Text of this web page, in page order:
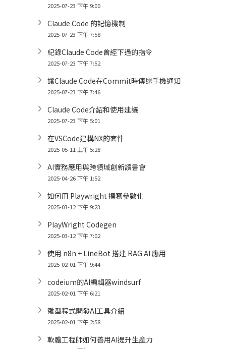
2025-07-23 下午 9:00
Claude Code 的記憶機制
2025-07-23 下午 7:58
紀錄Claude Code曾經下過的指令
2025-07-23 下午 7:52
讓Claude Code在Commit時傳送手機通知
2025-07-23 下午 7:46
Claude Code介紹和使用建議
2025-07-23 下午 5:01
在VSCode建構NX的套件
2025-05-11 上午 5:28
AI實務應用與跨領域創新讀書會
2025-04-26 下午 1:52
如何用 Playwright 撰寫參數化
2025-03-12 下午 9:23
PlayWright Codegen
2025-03-12 下午 7:02
使用 n8n + LineBot 搭建 RAG AI 應用
2025-02-01 下午 9:44
codeium的AI編輯器windsurf
2025-02-01 下午 6:21
雛型程式開發AI工具介紹
2025-02-01 下午 2:58
軟體工程師如何善用AI提升生產力